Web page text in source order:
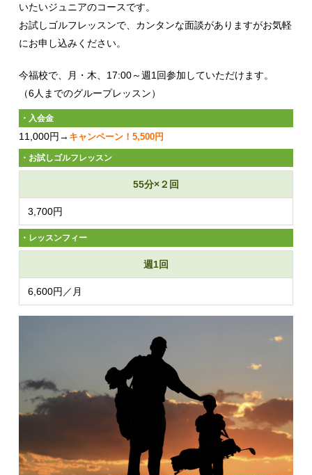
いたいジュニアのコースです。
お試しゴルフレッスンで、カンタンな面談がありますがお気軽
にお申し込みください。
今福校で、月・木、17:00～週1回参加していただけます。
（6人までのグループレッスン）
・入会金
11,000円→ キャンペーン！5,500円
・お試しゴルフレッスン
55分×２回
3,700円
・レッスンフィー
週1回
6,600円／月